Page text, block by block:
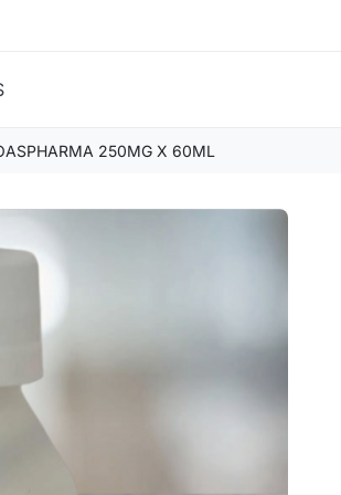
250MG X 60ML